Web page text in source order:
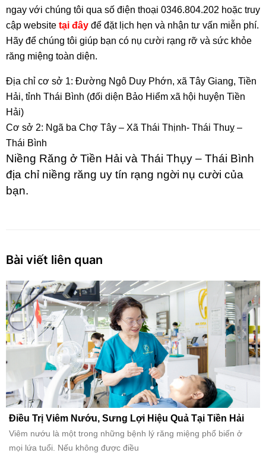
ngay với chúng tôi qua số điện thoại 0346.804.202 hoặc truy
cập website tại đây để đặt lịch hẹn và nhận tư vấn miễn phí.
Hãy để chúng tôi giúp bạn có nụ cười rạng rỡ và sức khỏe
răng miệng toàn diện.
Địa chỉ cơ sở 1: Đường Ngô Duy Phớn, xã Tây Giang, Tiền
Hải, tỉnh Thái Bình (đối diện Bảo Hiểm xã hội huyện Tiền
Hải)
Cơ sở 2: Ngã ba Chợ Tây – Xã Thái Thịnh- Thái Thuỵ –
Thái Bình
Niềng Răng ở Tiền Hải và Thái Thụy – Thái Bình
địa chỉ niềng răng uy tín rạng ngời nụ cười của
bạn.
Bài viết liên quan
Điều Trị Viêm Nướu, Sưng Lợi Hiệu Quả Tại Tiền Hải
Viêm nướu là một trong những bệnh lý răng miệng phổ biến ở
mọi lứa tuổi. Nếu không được điều